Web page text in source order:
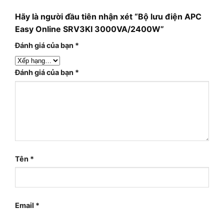
Hãy là người đầu tiên nhận xét “Bộ lưu điện APC
Easy Online SRV3KI 3000VA/2400W”
Đánh giá của bạn *
Đánh giá của bạn *
Tên *
Email *